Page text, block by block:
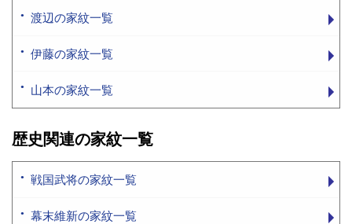
渡辺の家紋一覧
伊藤の家紋一覧
山本の家紋一覧
歴史関連の家紋一覧
戦国武将の家紋一覧
幕末維新の家紋一覧